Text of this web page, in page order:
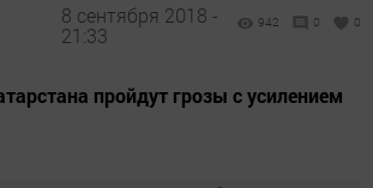
8 сентября 2018 -
21:33
942 0 0
пройдут грозы с усилением